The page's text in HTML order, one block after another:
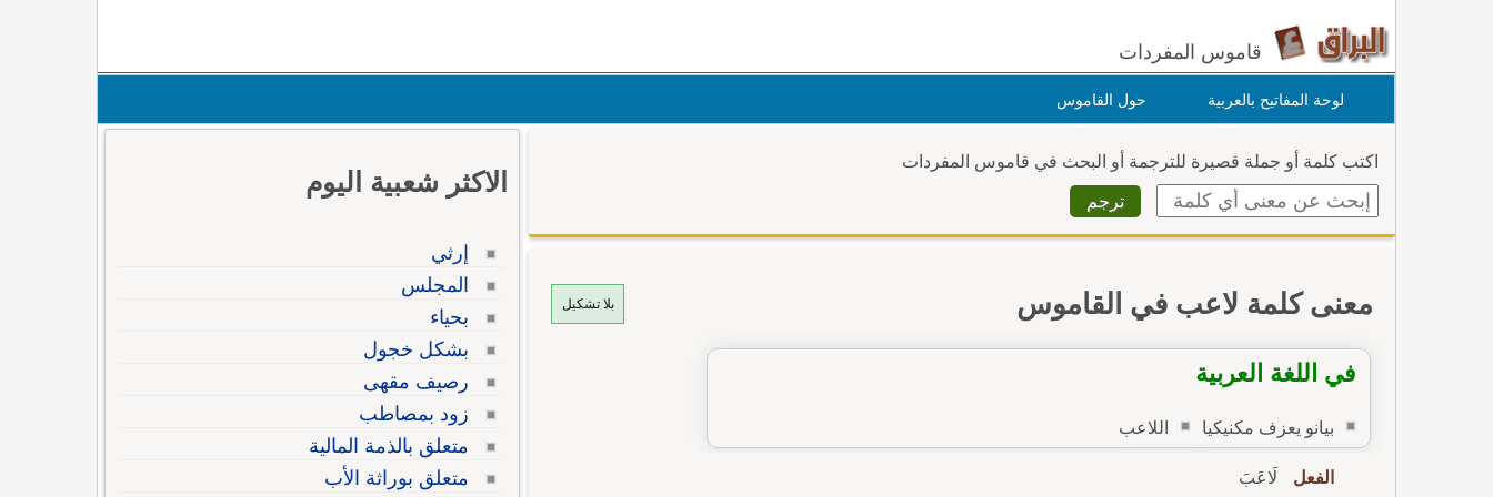
قاموس المفردات
لوحة المفاتيح بالعربية حول القاموس
اكتب كلمة أو جملة قصيرة للترجمة أو البحث في قاموس المفردات
بلا تشكيل معنى كلمة لاعب في القاموس
في اللغة العربية
بيانو يعزف مكنيكيا اللاعب
الفعل لَاعَبَ
الاكثر شعبية اليوم
إرثي
المجلس
بحياء
بشكل خجول
رصيف مقهى
زود بمصاطب
متعلق بالذمة المالية
متعلق بوراثة الأب